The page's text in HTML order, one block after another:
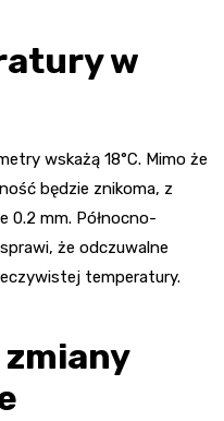
w
wskażą 18°C. Mimo że
będzie znikoma, z
0.2 mm. Północno-
że odczuwalne
temperatury.
zmiany